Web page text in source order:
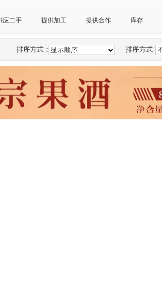
广东 广西 海南 重庆市 四
澳门
应二手 提供加工 提供合作 库存
排序方式：显示顺序 排序方式：